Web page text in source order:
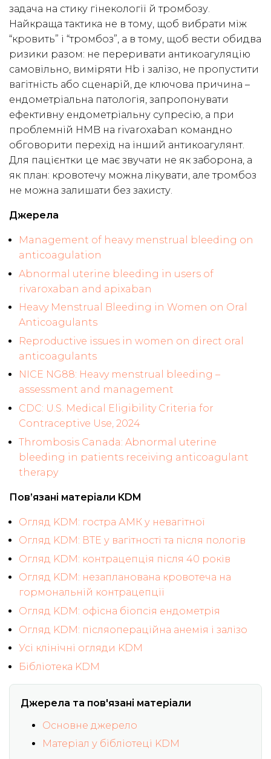
задача на стику гінекології й тромбозу.
Найкраща тактика не в тому, щоб вибрати між
“кровить” і “тромбоз”, а в тому, щоб вести обидва
ризики разом: не переривати антикоагуляцію
самовільно, виміряти Hb і залізо, не пропустити
вагітність або сценарій, де ключова причина –
ендометріальна патологія, запропонувати
ефективну ендометріальну супресію, а при
проблемній HMB на rivaroxaban командно
обговорити перехід на інший антикоагулянт.
Для пацієнтки це має звучати не як заборона, а
як план: кровотечу можна лікувати, але тромбоз
не можна залишати без захисту.
Джерела
Management of heavy menstrual bleeding on
anticoagulation
Abnormal uterine bleeding in users of
rivaroxaban and apixaban
Heavy Menstrual Bleeding in Women on Oral
Anticoagulants
Reproductive issues in women on direct oral
anticoagulants
NICE NG88: Heavy menstrual bleeding –
assessment and management
CDC: U.S. Medical Eligibility Criteria for
Contraceptive Use, 2024
Thrombosis Canada: Abnormal uterine
bleeding in patients receiving anticoagulant
therapy
Пов’язані матеріали KDM
Огляд KDM: гостра АМК у невагітної
Огляд KDM: ВТЕ у вагітності та після пологів
Огляд KDM: контрацепція після 40 років
Огляд KDM: незапланована кровотеча на
гормональній контрацепції
Огляд KDM: офісна біопсія ендометрія
Огляд KDM: післяопераційна анемія і залізо
Усі клінічні огляди KDM
Бібліотека KDM
Джерела та пов'язані матеріали
Основне джерело
Матеріал у бібліотеці KDM